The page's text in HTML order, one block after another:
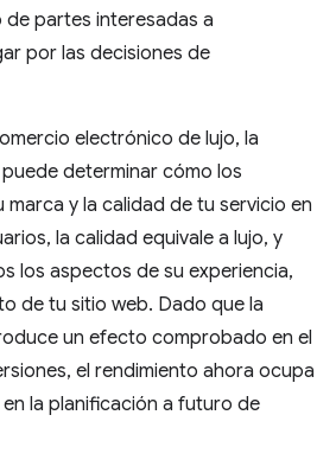
partes interesadas a
por las decisiones de
electrónico de lujo, la
determinar cómo los
y la calidad de tu servicio en
la calidad equivale a lujo, y
los aspectos de su experiencia,
de tu sitio web. Dado que la
un efecto comprobado en el
el rendimiento ahora ocupa
la planificación a futuro de